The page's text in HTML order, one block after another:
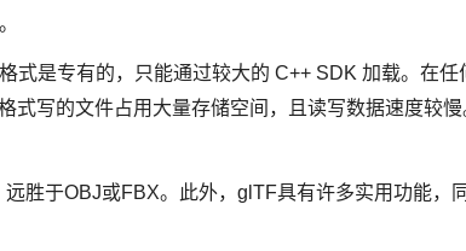
式是专有的，只能通过较大的 C++ SDK 加载。在
式写的文件占用大量存储空间，且读写数据速度较
胜于OBJ或FBX。此外，glTF具有许多实用功能，